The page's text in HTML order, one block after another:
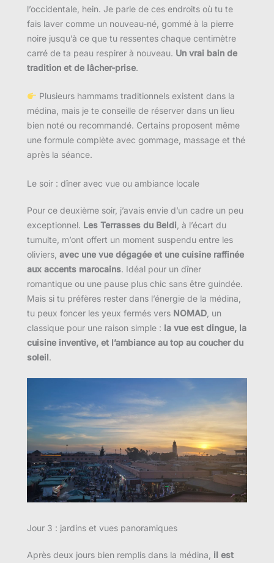
l’occidentale, hein. Je parle de ces endroits où tu te
fais laver comme un nouveau-né, gommé à la pierre
noire jusqu’à ce que tu ressentes chaque centimètre
carré de ta peau respirer à nouveau. Un vrai bain de
tradition et de lâcher-prise.
Plusieurs hammams traditionnels existent dans la
médina, mais je te conseille de réserver dans un lieu
bien noté ou recommandé. Certains proposent même
une formule complète avec gommage, massage et thé
après la séance.
Le soir : dîner avec vue ou ambiance locale
Pour ce deuxième soir, j’avais envie d’un cadre un peu
exceptionnel. Les Terrasses du Beldi , à l’écart du
tumulte, m’ont offert un moment suspendu entre les
oliviers, avec une vue dégagée et une cuisine raffinée
aux accents marocains. Idéal pour un dîner
romantique ou une pause plus chic sans être guindée.
Mais si tu préfères rester dans l’énergie de la médina,
tu peux foncer les yeux fermés vers NOMAD , un
classique pour une raison simple : la vue est dingue, la
cuisine inventive, et l’ambiance au top au coucher du
soleil.
Jour 3 : jardins et vues panoramiques
Après deux jours bien remplis dans la médina, il est